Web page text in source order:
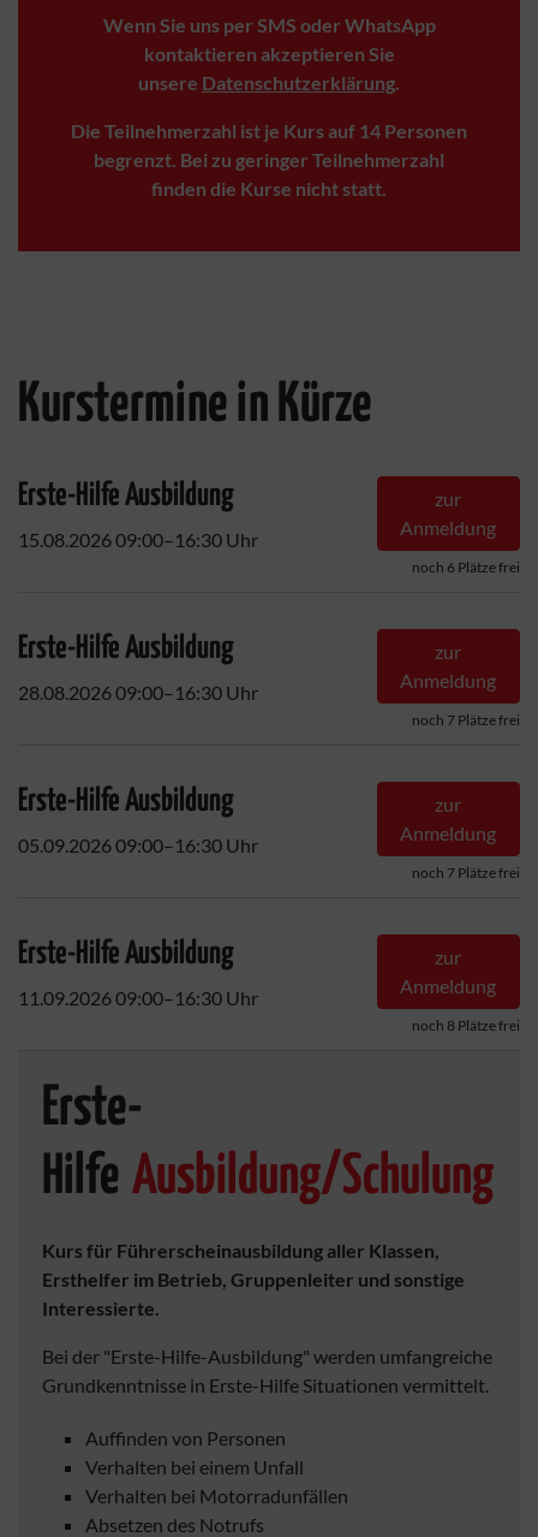
Wenn Sie uns per SMS oder WhatsApp
kontaktieren akzeptieren Sie
unsere Datenschutzerklärung
Die Teilnehmerzahl ist je Kurs auf 14 Personen
begrenzt. Bei zu geringer Teilnehmerzahl
finden die Kurse nicht statt.
Kurstermine in Kürze
Erste-Hilfe Ausbildung
15.08.2026 09:00–16:30 Uhr
zur
Anmeldung
noch 6 Plätze frei
Erste-Hilfe Ausbildung
28.08.2026 09:00–16:30 Uhr
zur
Anmeldung
noch 7 Plätze frei
Erste-Hilfe Ausbildung
05.09.2026 09:00–16:30 Uhr
zur
Anmeldung
noch 7 Plätze frei
Erste-Hilfe Ausbildung
11.09.2026 09:00–16:30 Uhr
zur
Anmeldung
noch 8 Plätze frei
Erste-
Hilfe Ausbildung/Schulung
Kurs für Führerscheinausbildung aller Klassen,
Ersthelfer im Betrieb, Gruppenleiter und sonstige
Interessierte.
Bei der "Erste-Hilfe-Ausbildung" werden umfangreiche
Grundkenntnisse in Erste-Hilfe Situationen vermittelt.
Auffinden von Personen
Verhalten bei einem Unfall
Verhalten bei Motorradunfällen
Absetzen des Notrufs